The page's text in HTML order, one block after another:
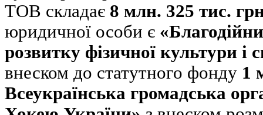
ТОВ складає 8 млн. 325 тис.
юридичної особи є
розвитку фізичної культури і
внеском до статутного фонду 1
Всеукраїнська громадська